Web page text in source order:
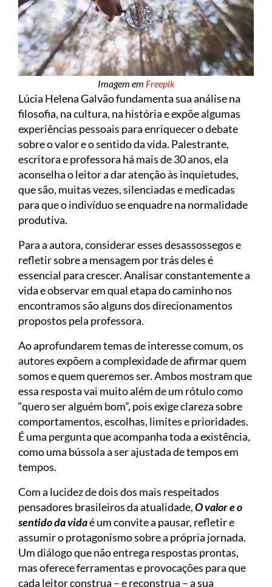
Imagem em Freepik
Lúcia Helena Galvão fundamenta sua análise na
filosofia, na cultura, na história e expõe algumas
experiências pessoais para enriquecer o debate
sobre o valor e o sentido da vida. Palestrante,
escritora e professora há mais de 30 anos, ela
aconselha o leitor a dar atenção às inquietudes,
que são, muitas vezes, silenciadas e medicadas
para que o indivíduo se enquadre na normalidade
produtiva.
Para a autora, considerar esses desassossegos e
refletir sobre a mensagem por trás deles é
essencial para crescer. Analisar constantemente a
vida e observar em qual etapa do caminho nos
encontramos são alguns dos direcionamentos
propostos pela professora.
Ao aprofundarem temas de interesse comum, os
autores expõem a complexidade de afirmar quem
somos e quem queremos ser. Ambos mostram que
essa resposta vai muito além de um rótulo como
“quero ser alguém bom”, pois exige clareza sobre
comportamentos, escolhas, limites e prioridades.
É uma pergunta que acompanha toda a existência,
como uma bússola a ser ajustada de tempos em
tempos.
Com a lucidez de dois dos mais respeitados
pensadores brasileiros da atualidade,O valor e o
sentido da vidaé um convite a pausar, refletir e
assumir o protagonismo sobre a própria jornada.
Um diálogo que não entrega respostas prontas,
mas oferece ferramentas e provocações para que
cada leitor construa – e reconstrua – a sua